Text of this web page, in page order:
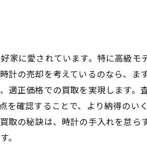
に愛されています。特に高級
計の売却を考えているのなら、ま
正価格での買取を実現します。
確認することで、より納得のい
の秘訣は、時計の手入れを怠ら
。